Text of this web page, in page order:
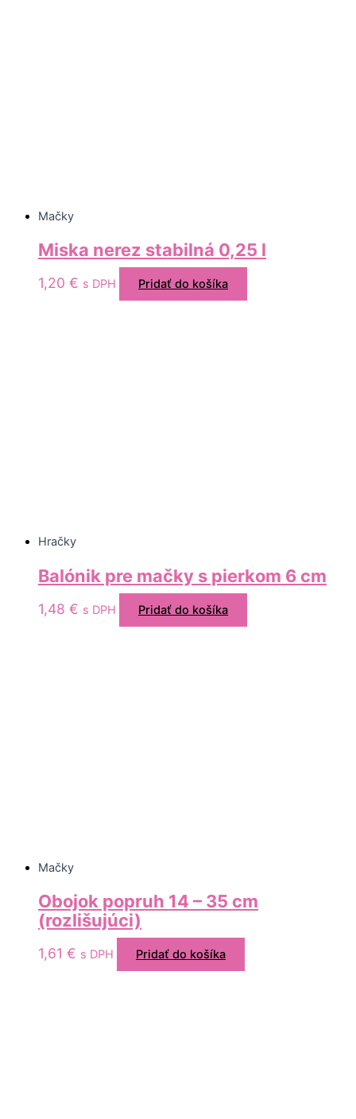
Mačky
Miska nerez stabilná 0,25 l
1,20 € s DPH Pridať do košíka
Hračky
Balónik pre mačky s pierkom 6 cm
1,48 € s DPH Pridať do košíka
Mačky
Obojok popruh 14 – 35 cm
(rozlišujúci)
1,61 € s DPH Pridať do košíka